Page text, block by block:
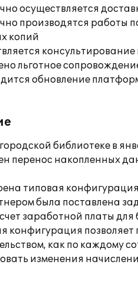
осуществляется
производятся работы
копий
льготное
обновление
библиотеке в
перенос накопленных
типовая
была поставлена
заработной платы
конфигурация
как по каждому
изменения